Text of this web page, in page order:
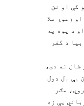
کې او نن
زموږ ملا
د يوه په
د کفر
شان نه دی،
يې بل ډول
مګر
يې زه